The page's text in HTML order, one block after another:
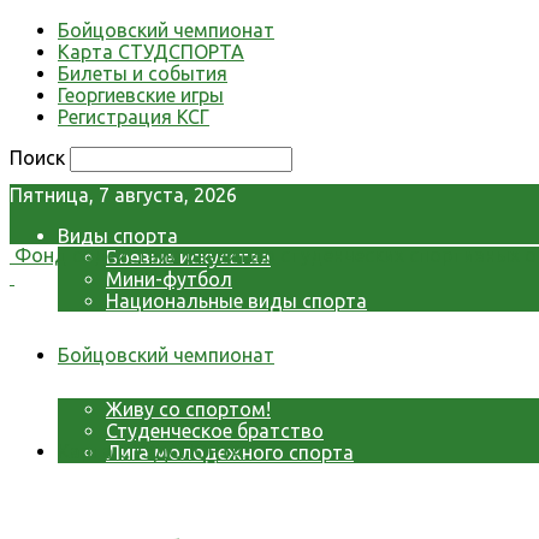
Бойцовский чемпионат
Карта СТУДСПОРТА
Билеты и события
Георгиевские игры
Регистрация КСГ
Поиск
Пятница, 7 августа, 2026
Виды спорта
Боевые искусства
Мини-футбол
Национальные виды спорта
Фото
СМИ о нас
Живу со спортом!
Студенческое братство
Лига молодежного спорта
Фонд содействия развитию студенческих спортивных
Бойцовский чемпионат
Карта СТУДСПОРТА